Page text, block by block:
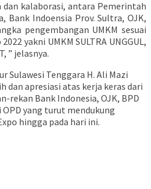
kalaborasi, antara Pemerintah
Bank Indoensia Prov. Sultra, OJK,
pengembangan UMKM sesuai
yakni UMKM SULTRA UNGGUL,
” jelasnya.
Sulawesi Tenggara H. Ali Mazi
dan apresiasi atas kerja keras dari
rekan Bank Indonesia, OJK, BPD
yang turut mendukung
hingga pada hari ini.